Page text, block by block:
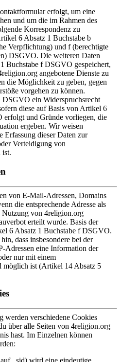
erfolgt, um eine
und um die im Rahmen des
Korrespondenz zu
6 Absatz 1 Buchstabe b
Verpflichtung) und f (berechtigte
DSGVO. Die weiteren Daten
Buchstabe f DSGVO gespeichert,
angebotene Dienste zu
die Möglichkeit zu geben, gegen
vorgehen zu können.
ein Widerspruchsrecht
diese auf Basis von Artikel 6
erfolgt und Gründe vorliegen, die
ergeben. Wir weisen
Erfassung dieser Daten zur
Verteidigung von
ist.
von E-Mail-Adressen, Domains
die entsprechende Adresse als
Nutzung von 4religion.org
erteilt wurde. Basis der
6 Absatz 1 Buchstabe f DSGVO.
dass insbesondere bei der
Adressen eine Information der
nur mit einem
möglich ist (Artikel 14 Absatz 5
werden verschiedene Cookies
über alle Seiten von 4religion.org
hast. Im Einzelnen können
_sid) wird eine eindeutige,